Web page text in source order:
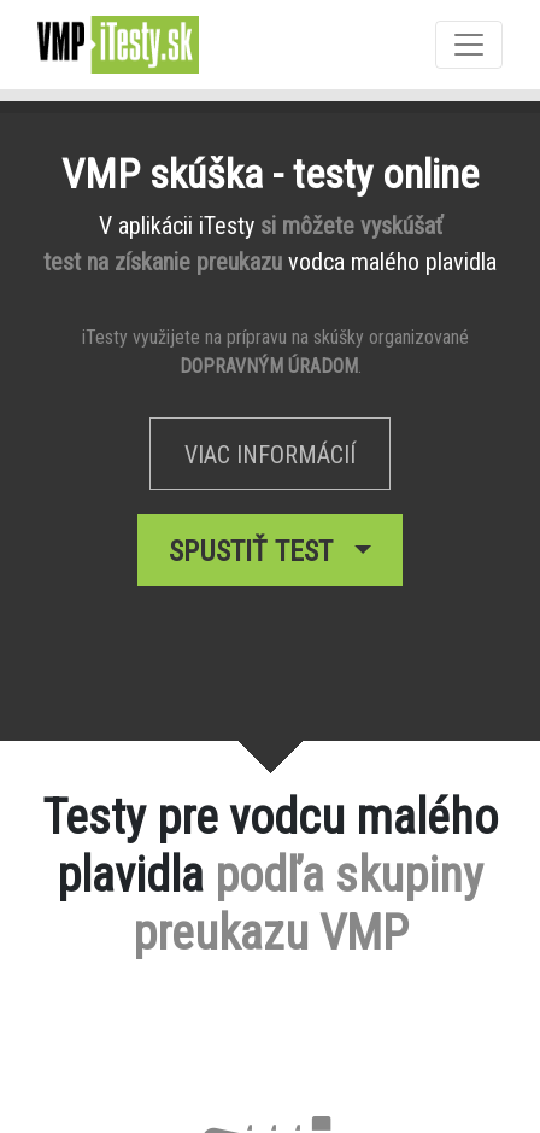
VMP skúška - testy online
V aplikácii iTesty si môžete vyskúšať
test na získanie preukazu vodca malého plavidla
iTesty využijete na prípravu na skúšky organizované
DOPRAVNÝM ÚRADOM.
VIAC INFORMÁCIÍ
SPUSTIŤ TEST
Testy pre vodcu malého
plavidla podľa skupiny
preukazu VMP